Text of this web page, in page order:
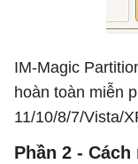
IM-Magic
hoàn toàn miễn
11/10/8/7/Vista/
Phần 2 -